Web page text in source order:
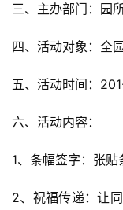
三、主办部门：园
四、活动对象：全
五、活动时间：
六、活动内容：
1、条幅签字：张贴
2、祝福传递：让